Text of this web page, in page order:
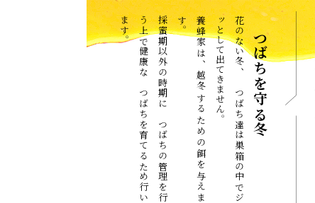
みつばちを守る冬
花
の
な
い
冬
、
み
つ
ば
ち
達
は
巣
箱
の
中
で
ジ
ッ
と
し
て
出
て
き
ま
せ
ん
。
養
蜂
家
は
、
越
冬
す
る
た
め
の
餌
を
与
え
ま
す
。
採
蜜
期
以
外
の
時
期
に
み
つ
ば
ち
の
管
理
を
行
う
上
で
健
康
な
み
つ
ば
ち
を
育
て
る
た
め
行
い
ま
す
。